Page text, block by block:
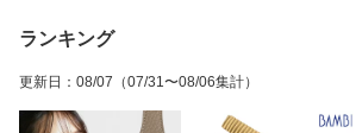
ランキング
更新日 ： 08/07 （07/31〜08/06集計）